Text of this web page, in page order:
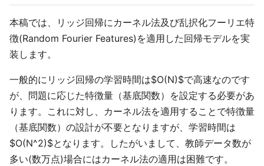
本稿では、リッジ回帰にカーネル法及び乱択化フーリエ特
徴(Random Fourier Features)を適用した回帰モデルを実
装します。
一般的にリッジ回帰の学習時間は$O(N)$で高速なのです
が、問題に応じた特徴量（基底関数）を設定する必要があ
ります。これに対し、カーネル法を適用することで特徴量
（基底関数）の設計が不要となりますが、学習時間は
$O(N^2)$となります。したがいまして、教師データ数が
多い(数万点)場合にはカーネル法の適用は困難です。